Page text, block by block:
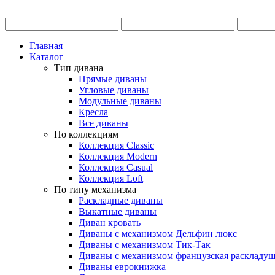
Главная
Каталог
Тип дивана
Прямые диваны
Угловые диваны
Модульные диваны
Кресла
Все диваны
По коллекциям
Коллекция Classic
Коллекция Modern
Коллекция Casual
Коллекция Loft
По типу механизма
Раскладные диваны
Выкатные диваны
Диван кровать
Диваны с механизмом Дельфин люкс
Диваны с механизмом Тик-Так
Диваны с механизмом французская
Диваны еврокнижка